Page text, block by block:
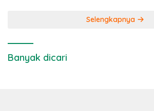
Selengkapnya
Banyak dicari